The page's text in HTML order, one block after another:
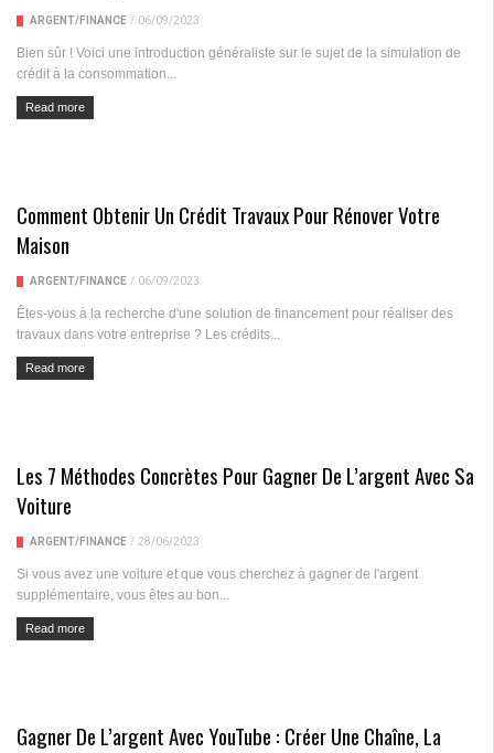
ARGENT/FINANCE / 06/09/2023
Bien sûr ! Voici une introduction généraliste sur le sujet de la simulation de
crédit à la consommation...
Read more
Comment Obtenir Un Crédit Travaux Pour Rénover Votre
Maison
ARGENT/FINANCE / 06/09/2023
Êtes-vous à la recherche d'une solution de financement pour réaliser des
travaux dans votre entreprise ? Les crédits...
Read more
Les 7 Méthodes Concrètes Pour Gagner De L’argent Avec Sa
Voiture
ARGENT/FINANCE / 28/06/2023
Si vous avez une voiture et que vous cherchez à gagner de l'argent
supplémentaire, vous êtes au bon...
Read more
Gagner De L’argent Avec YouTube : Créer Une Chaîne, La